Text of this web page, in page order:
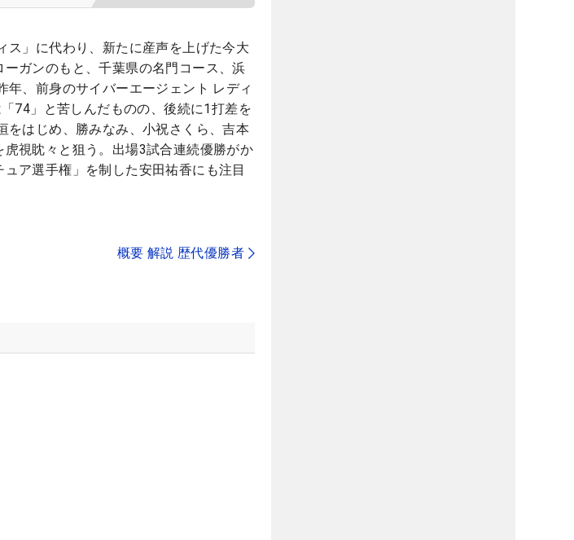
ス」に代わり、新たに産声を上げた今大
ガンのもと、千葉県の名門コース、浜
、前身のサイバーエージェント レディ
74」と苦しんだものの、後続に1打差を
をはじめ、勝みなみ、小祝さくら、吉本
視眈々と狙う。出場3試合連続優勝がか
ア選手権」を制した安田祐香にも注目
概要 解説 歴代優勝者